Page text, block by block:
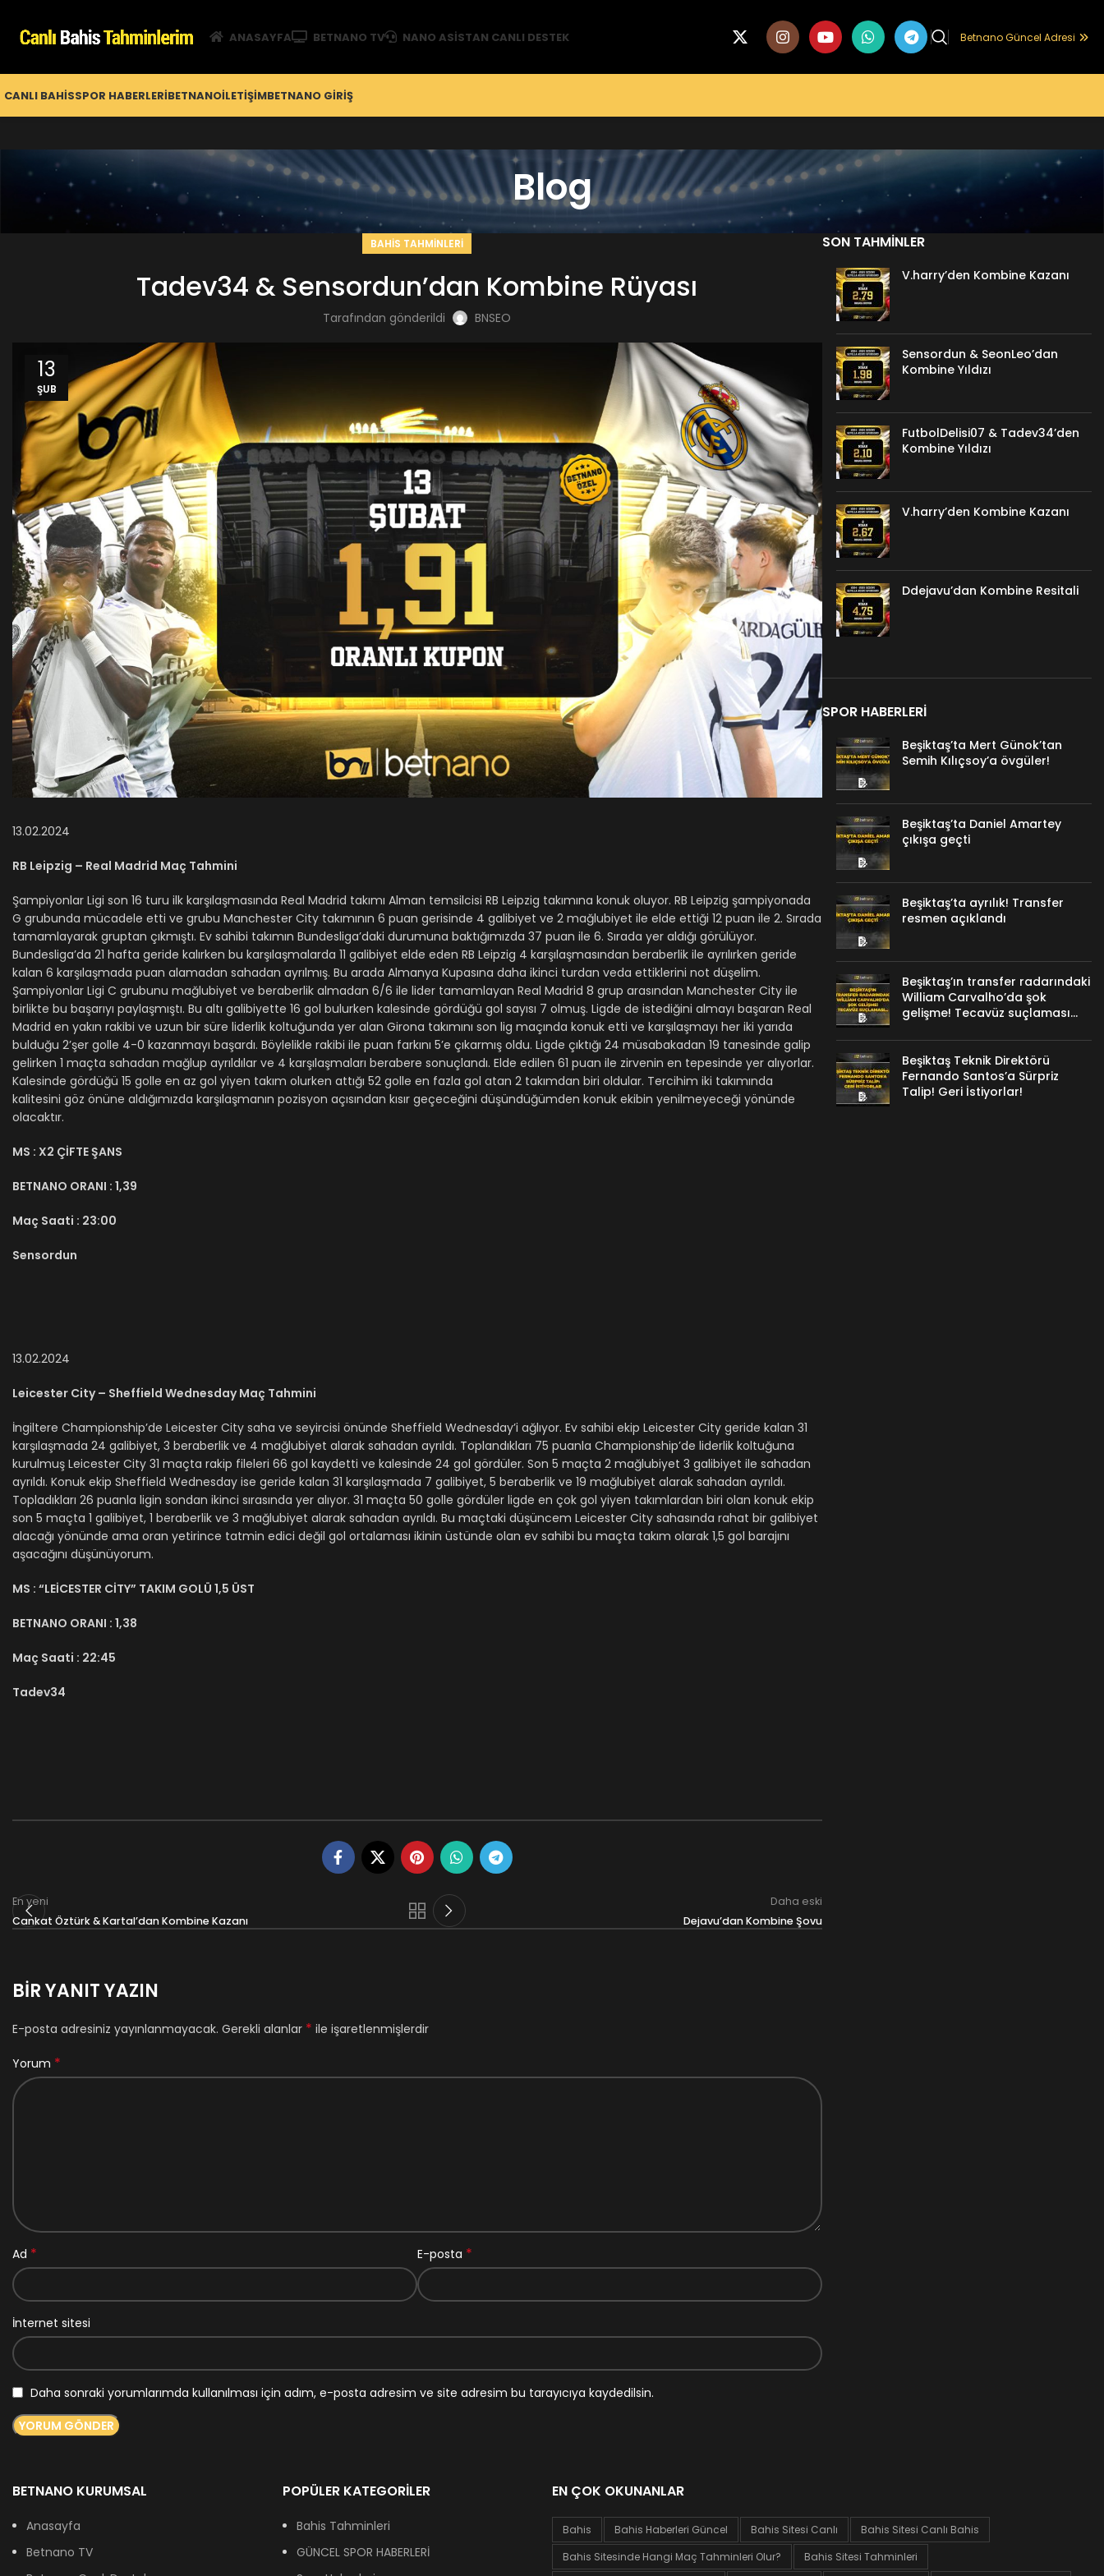
ANASAYFA BETNANO TV NANO ASISTAN CANLI DESTEK Betnano Güncel Adresi
CANLI BAHISSPOR HABERLERIBETNANOİLETIŞIMBETNANO GİRIŞ
Blog
BAHIS TAHMINLERI
Tadev34 & Sensordun’dan Kombine Rüyası
Tarafından gönderildi BNSEO
13
ŞUB
13.02.2024
RB Leipzig – Real Madrid Maç Tahmini
Şampiyonlar Ligi son 16 turu ilk karşılaşmasında Real Madrid takımı Alman temsilcisi RB Leipzig takımına konuk oluyor. RB Leipzig şampiyonada
G grubunda mücadele etti ve grubu Manchester City takımının 6 puan gerisinde 4 galibiyet ve 2 mağlubiyet ile elde ettiği 12 puan ile 2. Sırada
tamamlayarak gruptan çıkmıştı. Ev sahibi takımın Bundesliga’daki durumuna baktığımızda 37 puan ile 6. Sırada yer aldığı görülüyor.
Bundesliga’da 21 hafta geride kalırken bu karşılaşmalarda 11 galibiyet elde eden RB Leipzig 4 karşılaşmasından beraberlik ile ayrılırken geride
kalan 6 karşılaşmada puan alamadan sahadan ayrılmış. Bu arada Almanya Kupasına daha ikinci turdan veda ettiklerini not düşelim.
Şampiyonlar Ligi C grubunu mağlubiyet ve beraberlik almadan 6/6 ile lider tamamlayan Real Madrid 8 grup arasından Manchester City ile
birlikte bu başarıyı paylaşmıştı. Bu altı galibiyette 16 gol bulurken kalesinde gördüğü gol sayısı 7 olmuş. Ligde de istediğini almayı başaran Real
Madrid en yakın rakibi ve uzun bir süre liderlik koltuğunda yer alan Girona takımını son lig maçında konuk etti ve karşılaşmayı her iki yarıda
bulduğu 2’şer golle 4-0 kazanmayı başardı. Böylelikle rakibi ile puan farkını 5’e çıkarmış oldu. Ligde çıktığı 24 müsabakadan 19 tanesinde galip
gelirken 1 maçta sahadan mağlup ayrıldılar ve 4 karşılaşmaları berabere sonuçlandı. Elde edilen 61 puan ile zirvenin en tepesinde yer alıyorlar.
Kalesinde gördüğü 15 golle en az gol yiyen takım olurken attığı 52 golle en fazla gol atan 2 takımdan biri oldular. Tercihim iki takımında
kalitesini göz önüne aldığımızda karşılaşmanın pozisyon açısından kısır geçeceğini düşündüğümden konuk ekibin yenilmeyeceği yönünde
olacaktır.
MS : X2 ÇİFTE ŞANS
BETNANO ORANI : 1,39
Maç Saati : 23:00
Sensordun
13.02.2024
Leicester City – Sheffield Wednesday Maç Tahmini
İngiltere Championship’de Leicester City saha ve seyircisi önünde Sheffield Wednesday’i ağlıyor. Ev sahibi ekip Leicester City geride kalan 31
karşılaşmada 24 galibiyet, 3 beraberlik ve 4 mağlubiyet alarak sahadan ayrıldı. Toplandıkları 75 puanla Championship’de liderlik koltuğuna
kurulmuş Leicester City 31 maçta rakip fileleri 66 gol kaydetti ve kalesinde 24 gol gördüler. Son 5 maçta 2 mağlubiyet 3 galibiyet ile sahadan
ayrıldı. Konuk ekip Sheffield Wednesday ise geride kalan 31 karşılaşmada 7 galibiyet, 5 beraberlik ve 19 mağlubiyet alarak sahadan ayrıldı.
Topladıkları 26 puanla ligin sondan ikinci sırasında yer alıyor. 31 maçta 50 golle gördüler ligde en çok gol yiyen takımlardan biri olan konuk ekip
son 5 maçta 1 galibiyet, 1 beraberlik ve 3 mağlubiyet alarak sahadan ayrıldı. Bu maçtaki düşüncem Leicester City sahasında rahat bir galibiyet
alacağı yönünde ama oran yetirince tatmin edici değil gol ortalaması ikinin üstünde olan ev sahibi bu maçta takım olarak 1,5 gol barajını
aşacağını düşünüyorum.
MS : “LEİCESTER CİTY” TAKIM GOLÜ 1,5 ÜST
BETNANO ORANI : 1,38
Maç Saati : 22:45
Tadev34
En yeni
Cankat Öztürk & Kartal’dan Kombine Kazanı
Daha eski
Dejavu’dan Kombine Şovu
BIR YANIT YAZIN
E-posta adresiniz yayınlanmayacak. Gerekli alanlar * ile işaretlenmişlerdir
Yorum *
Ad * E-posta *
İnternet sitesi
Daha sonraki yorumlarımda kullanılması için adım, e-posta adresim ve site adresim bu tarayıcıya kaydedilsin.
SON TAHMINLER
V.harry’den Kombine Kazanı
Sensordun & SeonLeo’dan
Kombine Yıldızı
FutbolDelisi07 & Tadev34’den
Kombine Yıldızı
V.harry’den Kombine Kazanı
Ddejavu’dan Kombine Resitali
SPOR HABERLERI
Beşiktaş’ta Mert Günok’tan
Semih Kılıçsoy’a övgüler!
Beşiktaş’ta Daniel Amartey
çıkışa geçti
Beşiktaş’ta ayrılık! Transfer
resmen açıklandı
Beşiktaş’ın transfer radarındaki
William Carvalho’da şok
gelişme! Tecavüz suçlaması…
Beşiktaş Teknik Direktörü
Fernando Santos’a Sürpriz
Talip! Geri İstiyorlar!
BETNANO KURUMSAL
Anasayfa
Betnano TV
POPÜLER KATEGORILER
Bahis Tahminleri
GÜNCEL SPOR HABERLERİ
EN ÇOK OKUNANLAR
Bahis Bahis Haberleri Güncel Bahis Sitesi Canlı
Bahis Sitesi Canlı Bahis
Bahis Sitesinde Hangi Maç Tahminleri Olur?
Bahis Sitesi Tahminleri